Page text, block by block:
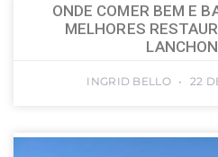
ONDE COMER BEM E
MELHORES
INGRID BELLO 22